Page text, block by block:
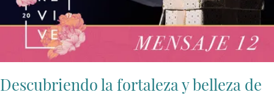
Descubriendo la fortaleza y belleza de